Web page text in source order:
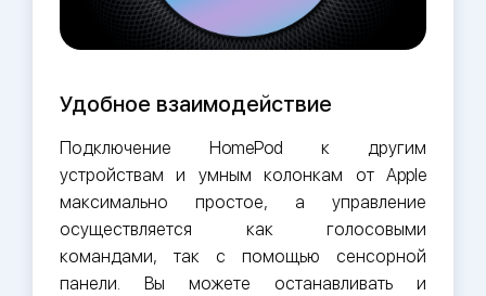
Удобное взаимодействие
Подключение HomePod к другим
устройствам и умным колонкам от Apple
максимально простое, а управление
осуществляется как голосовыми
командами, так с помощью сенсорной
панели. Вы можете останавливать и